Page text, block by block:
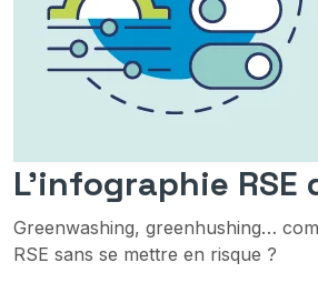
L'infographie RSE
Greenwashing, greenhushing…
RSE sans se mettre en risque ?